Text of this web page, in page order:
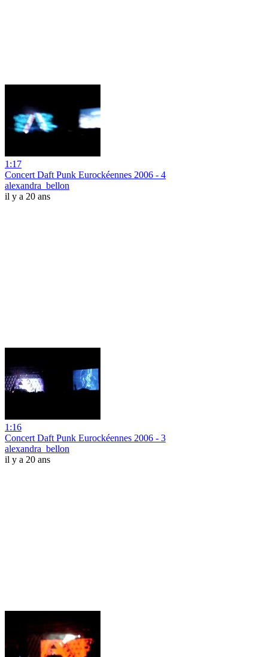
1:17
Concert Daft Punk Eurockéennes 2006 - 4
alexandra_bellon
il y a 20 ans
1:16
Concert Daft Punk Eurockéennes 2006 - 3
alexandra_bellon
il y a 20 ans